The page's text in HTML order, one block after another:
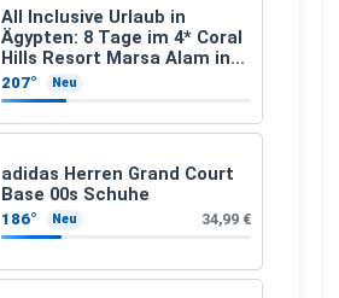
All Inclusive Urlaub in
Ägypten: 8 Tage im 4* Coral
Hills Resort Marsa Alam inkl.
Flüge ab 299 € p.P.
207° Neu
adidas Herren Grand Court
Base 00s Schuhe
186° Neu 34,99 €